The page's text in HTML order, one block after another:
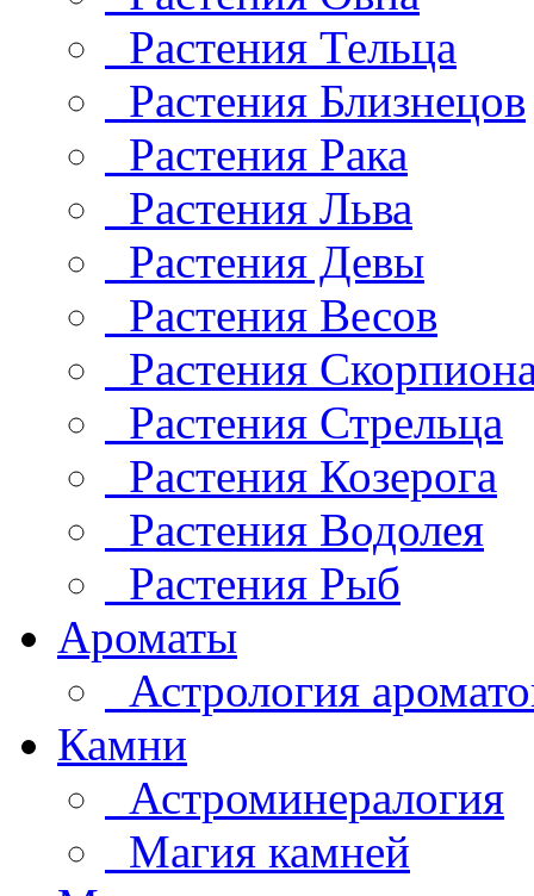
Растения Тельца
Растения Близнецов
Растения Рака
Растения Льва
Растения Девы
Растения Весов
Растения
Растения Стрельца
Растения Козерога
Растения Водолея
Растения Рыб
Ароматы
Астрология
Камни
Астроминералогия
Магия камней